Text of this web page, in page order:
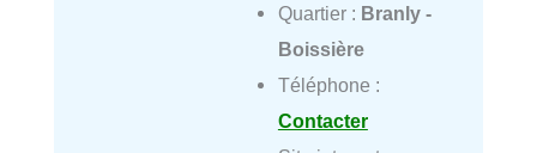
Quartier : Branly -
Boissière
Téléphone :
Contacter